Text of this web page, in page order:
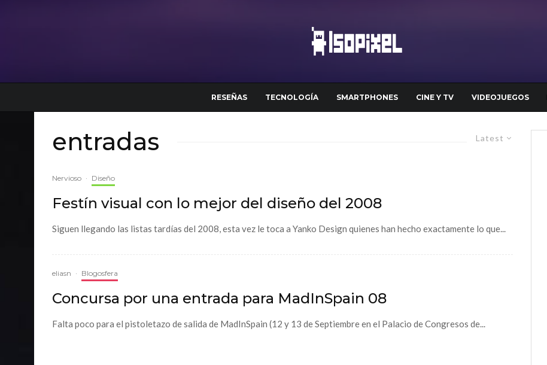
RESEÑAS TECNOLOGÍA SMARTPHONES CINE Y TV VIDEOJUEGOS
Latest
entradas
Nervioso · Diseño
Festín visual con lo mejor del diseño del 2008
Siguen llegando las listas tardías del 2008, esta vez le toca a Yanko Design quienes han hecho exactamente lo que...
eliasn · Blogosfera
Concursa por una entrada para MadInSpain 08
Falta poco para el pistoletazo de salida de MadInSpain (12 y 13 de Septiembre en el Palacio de Congresos de...